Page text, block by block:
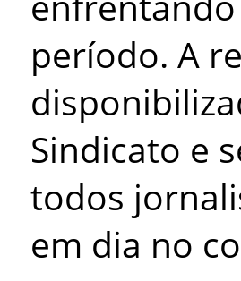
período. A
Sindicato e
todos
em dia no